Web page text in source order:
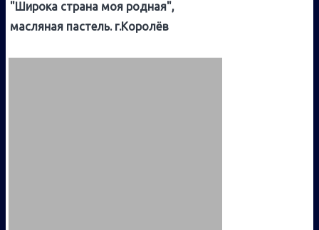
"Широка страна моя родная",
масляная пастель. г.Королёв